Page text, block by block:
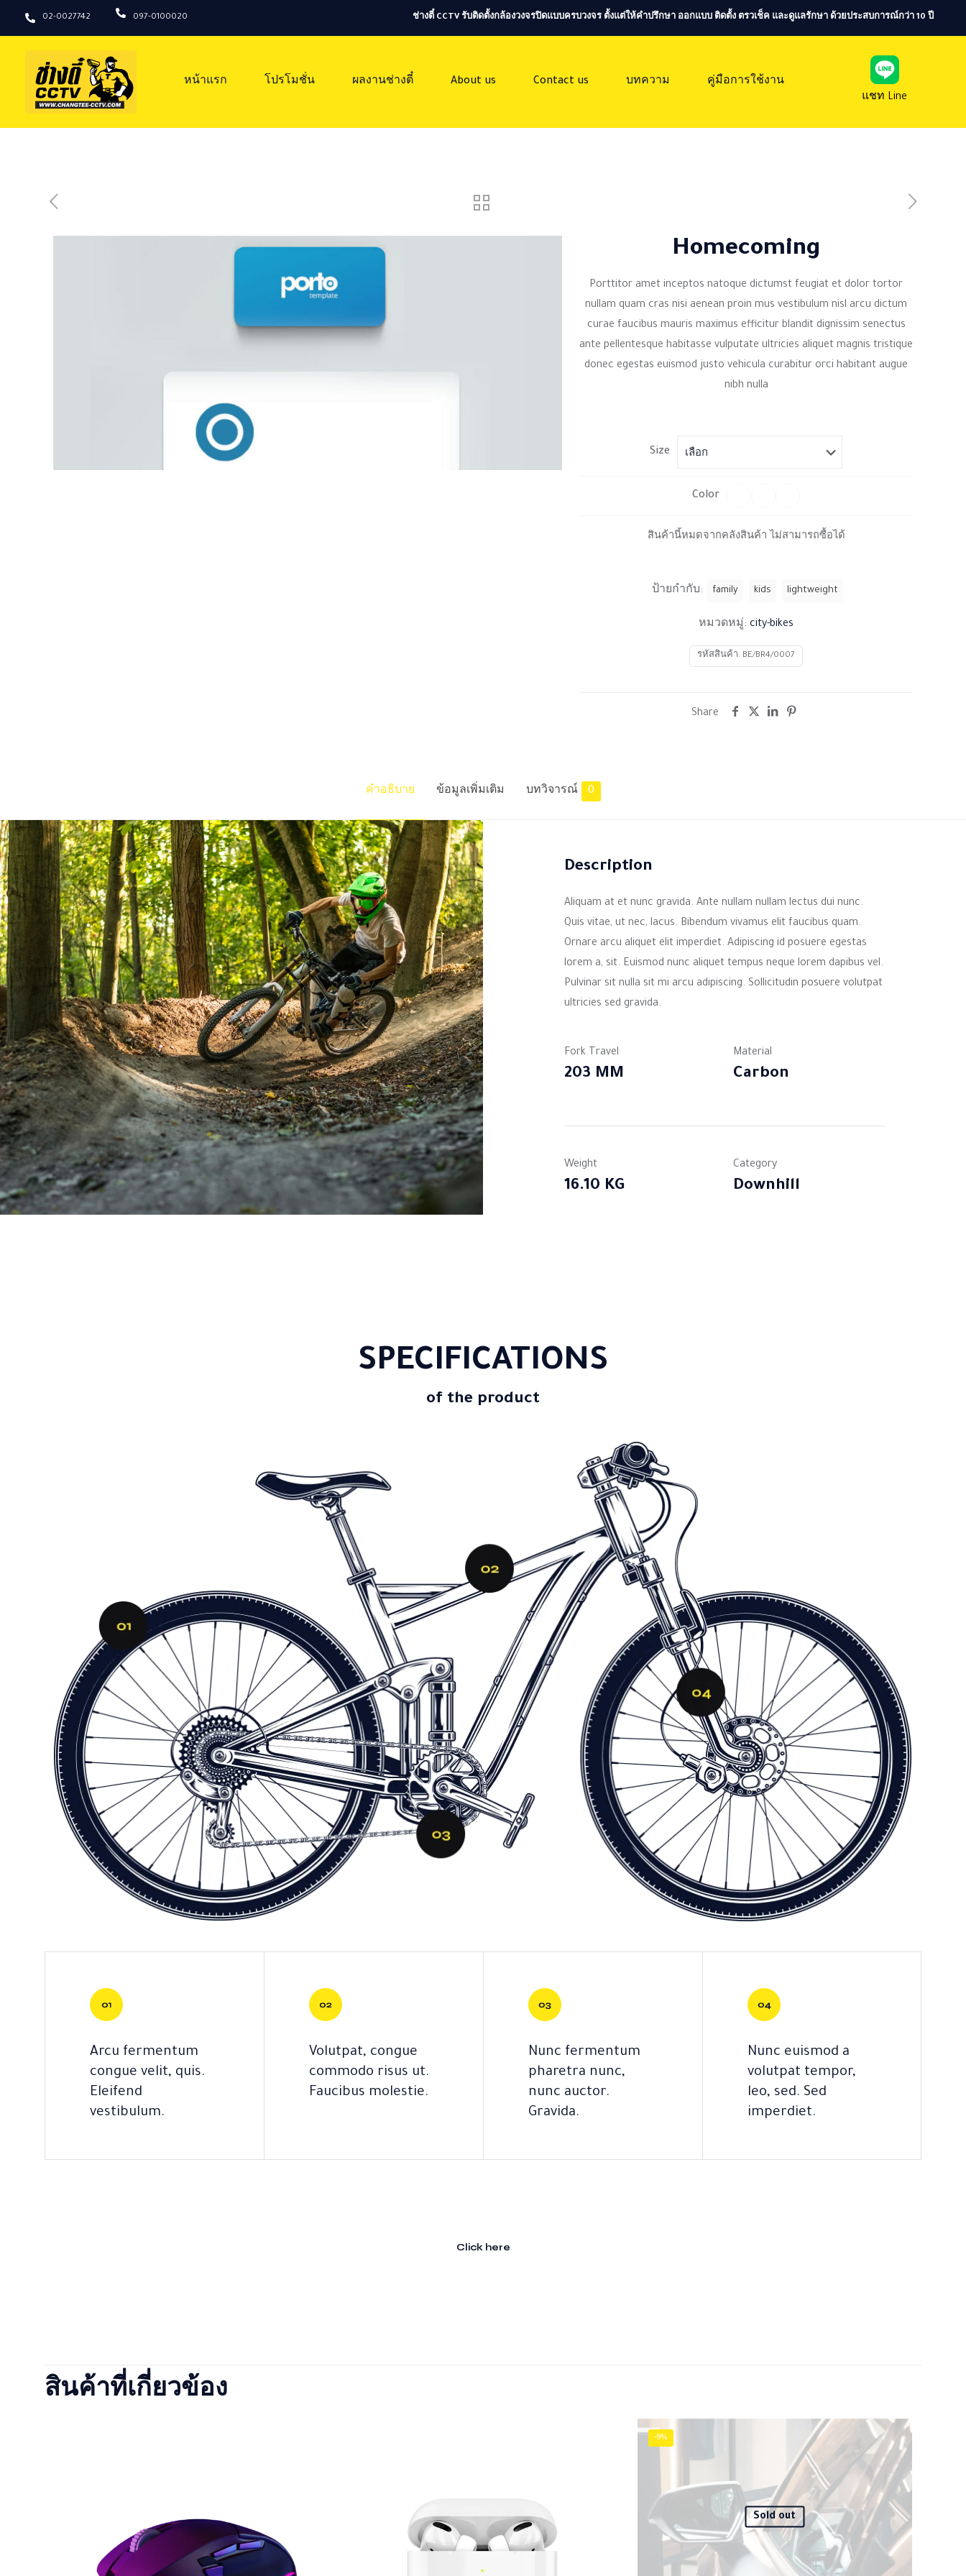
02-0027742 097-0100020 ช่างตี๋ CCTV รับติดตั้งกล้องวงจรปิดแบบครบวงจร ตั้งแต่ให้คำปรึกษา ออกแบบ ติดตั้ง ตรวเช็ค และดูแลรักษา ด้วยประสบการณ์กว่า 10 ปี
หน้าแรก โปรโมชั่น ผลงานช่างตี๋ About us Contact us บทความ
คู่มือการใช้งาน
แชท Line
Homecoming
Porttitor amet inceptos natoque dictumst feugiat et dolor tortor
nullam quam cras nisi aenean proin mus vestibulum nisl arcu dictum
curae faucibus mauris maximus efficitur blandit dignissim senectus
ante pellentesque habitasse vulputate ultricies aliquet magnis tristique
donec egestas euismod justo vehicula curabitur orci habitant augue
nibh nulla
Size
Color
สินค้านี้หมดจากคลังสินค้า ไม่สามารถซื้อได้
รหัสสินค้า: BE/BR4/0007
หมวดหมู่: city-bikes
ป้ายกำกับ: family kids lightweight
Share
คำอธิบาย ข้อมูลเพิ่มเติม บทวิจารณ์ 0
Description
Aliquam at et nunc gravida. Ante nullam nullam lectus dui nunc.
Quis vitae, ut nec, lacus. Bibendum vivamus elit faucibus quam.
Ornare arcu aliquet elit imperdiet. Adipiscing id posuere egestas
lorem a, sit. Euismod nunc aliquet tempus neque lorem dapibus vel.
Pulvinar sit nulla sit mi arcu adipiscing. Sollicitudin posuere volutpat
ultricies sed gravida.
Fork Travel
203 MM
Material
Carbon
Weight
16.10 KG
Category
Downhill
SPECIFICATIONS
of the product
Arcu fermentum
congue velit, quis.
Eleifend
vestibulum.
Volutpat, congue
commodo risus ut.
Faucibus molestie.
Nunc fermentum
pharetra nunc,
nunc auctor.
Gravida.
Nunc euismod a
volutpat tempor,
leo, sed. Sed
imperdiet.
Click here
Color
มาเป็นคนแรกที่วิจารณ์ “Homecoming”
สินค้าที่เกี่ยวข้อง
-9%
Sold out